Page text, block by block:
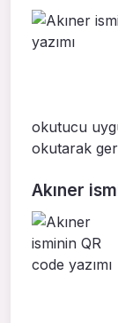
okutucu
okutarak
Akıner